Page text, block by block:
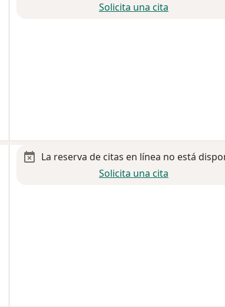
Solicita una cita
La reserva de citas en línea no está
Solicita una cita